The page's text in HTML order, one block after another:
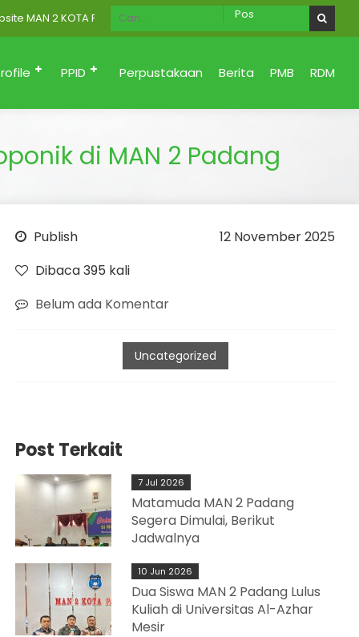
2 KOTA PADANG Menuju Zona Integritas (Bersih dari korupsi,
PPID Perpustakaan Berita PMB RDM
di MAN 2 Padang
Publish
12 November 2025
Dibaca 395 kali
Belum ada Komentar
Uncategorized
Post Terkait
7 Jul 2026
Matamuda MAN 2 Padang
Segera Dimulai, Berikut
Jadwalnya
10 Jun 2026
Dua Siswa MAN 2 Padang Lulus
Kuliah di Universitas Al-Azhar
Mesir